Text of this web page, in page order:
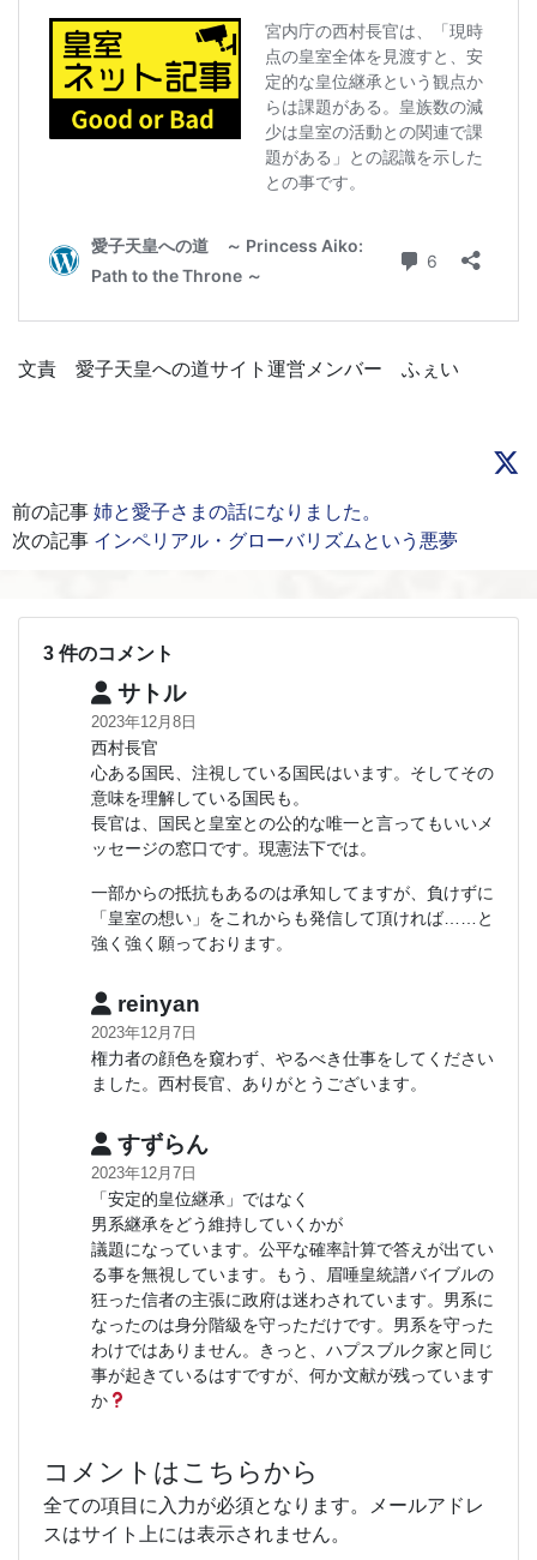
文責 愛子天皇への道サイト運営メンバー ふぇい
前の記事 姉と愛子さまの話になりました。
次の記事 インペリアル・グローバリズムという悪夢
3 件のコメント
サトル
2023年12月8日
西村長官
心ある国民、注視している国民はいます。そしてその
意味を理解している国民も。
長官は、国民と皇室との公的な唯一と言ってもいいメ
ッセージの窓口です。現憲法下では。
一部からの抵抗もあるのは承知してますが、負けずに
「皇室の想い」をこれからも発信して頂ければ……と
強く強く願っております。
reinyan
2023年12月7日
権力者の顔色を窺わず、やるべき仕事をしてください
ました。西村長官、ありがとうございます。
すずらん
2023年12月7日
「安定的皇位継承」ではなく
男系継承をどう維持していくかが
議題になっています。公平な確率計算で答えが出てい
る事を無視しています。もう、眉唾皇統譜バイブルの
狂った信者の主張に政府は迷わされています。男系に
なったのは身分階級を守っただけです。男系を守った
わけではありません。きっと、ハプスブルク家と同じ
事が起きているはすですが、何か文献が残っています
か
コメントはこちらから
全ての項目に入力が必須となります。メールアドレ
スはサイト上には表示されません。